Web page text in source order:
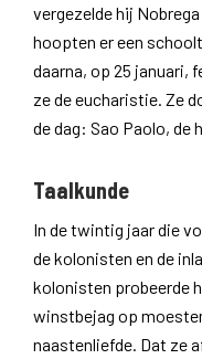
vergezelde hij
hoopten er een
daarna, op 25 januari,
ze de eucharistie. Ze
de dag: Sao Paolo, de
Taalkunde
In de twintig jaar die
de kolonisten en de
kolonisten probeerde
winstbejag op
naastenliefde. Dat ze